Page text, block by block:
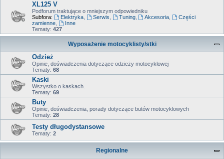
XL125 V
Podforum traktujące o mniejszym odpowiedniku
Subfora:
Elektryka, Serwis Tuning, Akcesoria
Części
zamienne
Inne
Tematy: 427
Wyposażenie motocyklisty/stki
Odzież
Opinie, doświadczenia dotyczące odzieży motocyklowej
Tematy: 68
Kaski
Wszystko o kaskach.
Tematy: 69
Buty
Opinie, doświadczenia, porady dotyczące butów motocyklowych
Tematy: 28
Testy długodystansowe
Tematy: 2
Regionalne